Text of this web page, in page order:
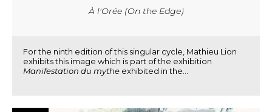
À l'Orée (On the Edge)
For the ninth edition of this singular cycle, Mathieu Lion
exhibits this image which is part of the exhibition
Manifestation du mythe exhibited in the...